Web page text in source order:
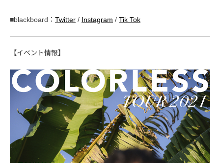
■blackboard： Twitter / Instagram / Tik Tok
【イベント情報】